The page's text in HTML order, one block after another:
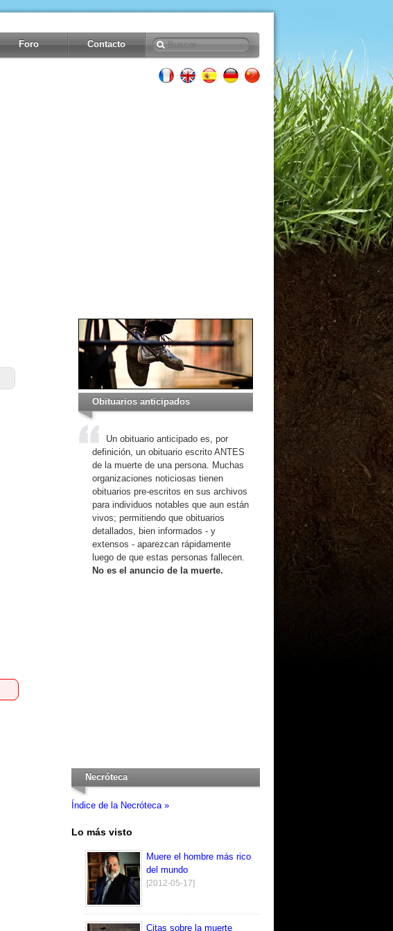
Foro Contacto
Obituarios anticipados
Un obituario anticipado es, por
definición, un obituario escrito ANTES
de la muerte de una persona. Muchas
organizaciones noticiosas tienen
obituarios pre-escritos en sus archivos
para individuos notables que aun están
vivos; permitiendo que obituarios
detallados, bien informados - y
extensos - aparezcan rápidamente
luego de que estas personas fallecen.
No es el anuncio de la muerte.
Necróteca
Índice de la Necróteca »
Lo más visto
Muere el hombre más rico
del mundo
[2012-05-17]
Citas sobre la muerte